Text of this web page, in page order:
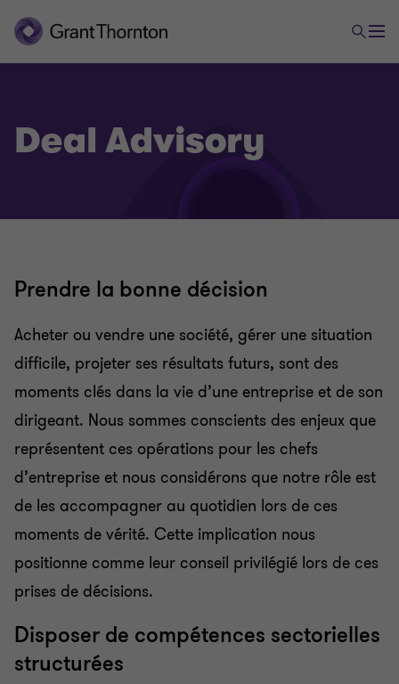
Deal Advisory
Prendre la bonne décision
Acheter ou vendre une société, gérer une situation
difficile, projeter ses résultats futurs, sont des
moments clés dans la vie d’une entreprise et de son
dirigeant. Nous sommes conscients des enjeux que
représentent ces opérations pour les chefs
d’entreprise et nous considérons que notre rôle est
de les accompagner au quotidien lors de ces
moments de vérité. Cette implication nous
positionne comme leur conseil privilégié lors de ces
prises de décisions.
Disposer de compétences sectorielles
structurées